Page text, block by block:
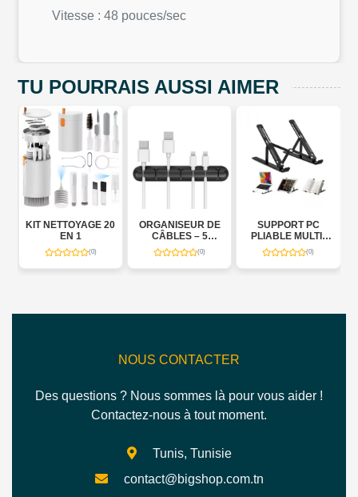
Vitesse : 48 pouces/sec
TU POURRAIS AUSSI AIMER
KIT NETTOYAGE 20
EN 1
(0)
ORGANISEUR DE
CÂBLES – 5
FENTES(0)
SUPPORT PC
PLIABLE MULTI-
POSITION(0)
NOUS CONTACTER
Des questions ? Nous sommes là pour vous aider !
Contactez-nous à tout moment.
Tunis, Tunisie
contact@bigshop.com.tn